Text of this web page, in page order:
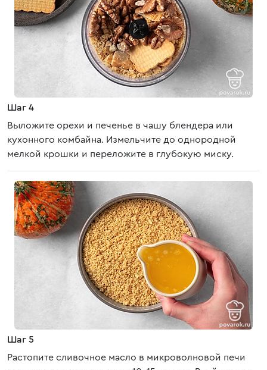
Шаг 4
Выложите орехи и печенье в чашу блендера или
кухонного комбайна. Измельчите до однородной
мелкой крошки и переложите в глубокую миску.
Шаг 5
Растопите сливочное масло в микроволновой печи